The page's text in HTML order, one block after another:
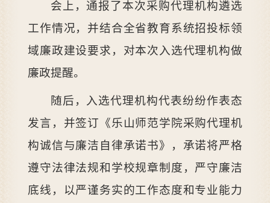
会上，通报了本次采购代理机构遴选
工作情况，并结合全省教育系统招投标领
域廉政建设要求，对本次入选代理机构做
廉政提醒。
随后，入选代理机构代表纷纷作表态
发言，并签订《乐山师范学院采购代理机
构诚信与廉洁自律承诺书》，承诺将严格
遵守法律法规和学校规章制度，严守廉洁
底线，以严谨务实的工作态度和专业能力